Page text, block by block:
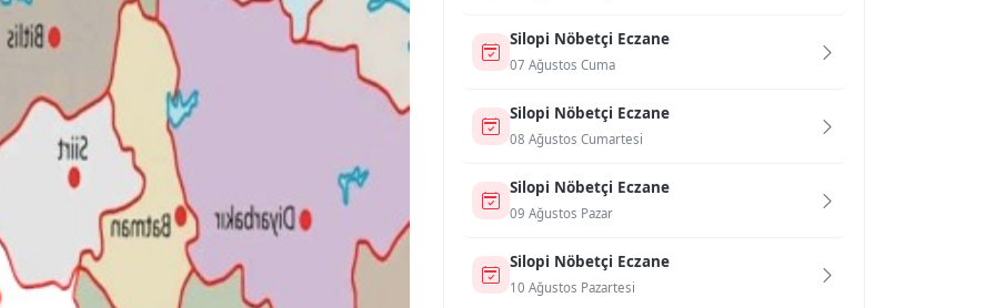
Si̇lopi̇ Nöbetçi Eczane
07 Ağustos Cuma
Si̇lopi̇ Nöbetçi Eczane
08 Ağustos Cumartesi
Si̇lopi̇ Nöbetçi Eczane
09 Ağustos Pazar
Si̇lopi̇ Nöbetçi Eczane
10 Ağustos Pazartesi